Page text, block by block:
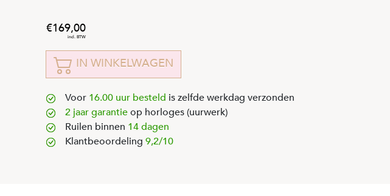
169,00
IN WINKELWAGEN
Voor 16.00 uur besteld is zelfde werkdag verzonden
2 jaar garantieop horloges (uurwerk)
Ruilen binnen 14 dagen
Klantbeoordeling 9,2/10